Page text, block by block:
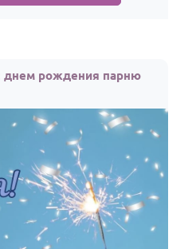
днем рождения парню